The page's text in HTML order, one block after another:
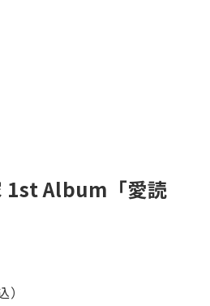
1st Album「愛読